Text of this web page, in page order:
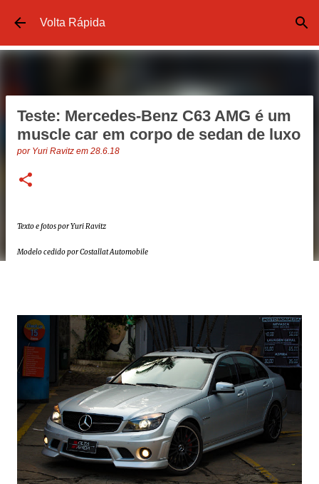
Pular para o conteúdo principal
Volta Rápida
Teste: Mercedes-Benz C63 AMG é um
muscle car em corpo de sedan de luxo
por Yuri Ravitz em 28.6.18
Texto e fotos por Yuri Ravitz
Modelo cedido por Costallat Automobile